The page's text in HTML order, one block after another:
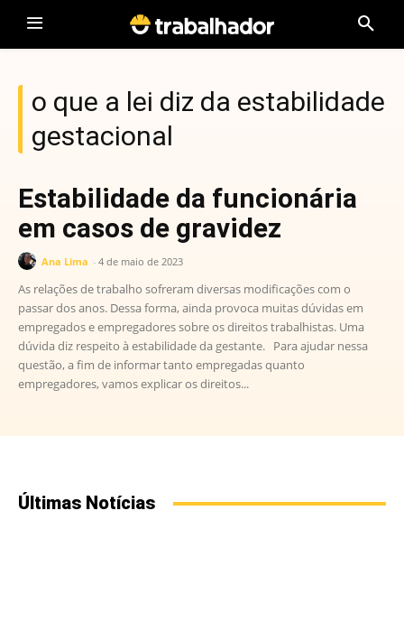
o que a lei diz da estabilidade
gestacional
Estabilidade da funcionária
em casos de gravidez
Ana Lima - 4 de maio de 2023
As relações de trabalho sofreram diversas modificações com o
passar dos anos. Dessa forma, ainda provoca muitas dúvidas em
empregados e empregadores sobre os direitos trabalhistas. Uma
dúvida diz respeito à estabilidade da gestante. Para ajudar nessa
questão, a fim de informar tanto empregadas quanto
empregadores, vamos explicar os direitos...
Últimas Notícias